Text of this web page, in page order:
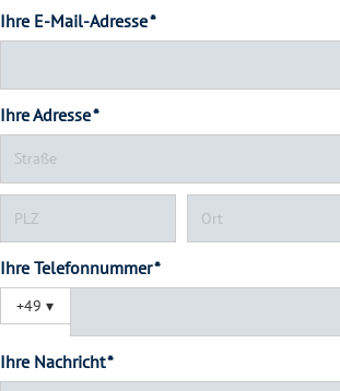
Ihre E-Mail-Adresse *
Ihre Adresse *
Ihre Telefonnummer *
+49 ▾
Ihre Nachricht *